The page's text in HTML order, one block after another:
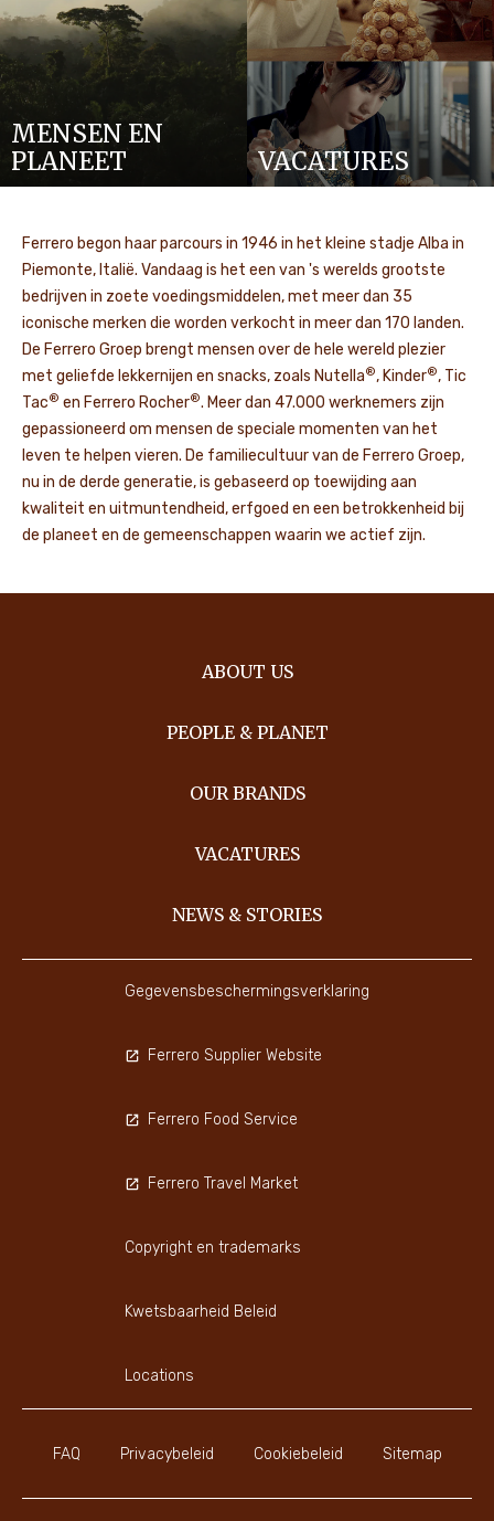
MENSEN EN
PLANEET
VACATURES
Ferrero begon haar parcours in 1946 in het kleine stadje Alba in
Piemonte, Italië. Vandaag is het een van 's werelds grootste
bedrijven in zoete voedingsmiddelen, met meer dan 35
iconische merken die worden verkocht in meer dan 170 landen.
De Ferrero Groep brengt mensen over de hele wereld plezier
met geliefde lekkernijen en snacks, zoals Nutella®, Kinder®, Tic
Tac® en Ferrero Rocher®. Meer dan 47.000 werknemers zijn
gepassioneerd om mensen de speciale momenten van het
leven te helpen vieren. De familiecultuur van de Ferrero Groep,
nu in de derde generatie, is gebaseerd op toewijding aan
kwaliteit en uitmuntendheid, erfgoed en een betrokkenheid bij
de planeet en de gemeenschappen waarin we actief zijn.
ABOUT US
PEOPLE & PLANET
OUR BRANDS
VACATURES
NEWS & STORIES
FAQ Privacybeleid Cookiebeleid Sitemap
Gegevensbeschermingsverklaring
Ferrero Supplier Website
Ferrero Food Service
Ferrero Travel Market
Copyright en trademarks
Kwetsbaarheid Beleid
Locations